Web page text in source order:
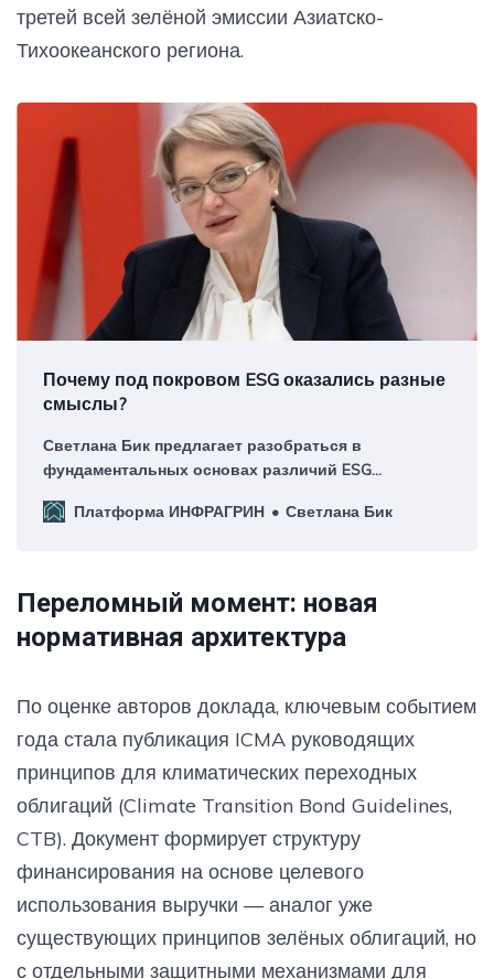
третей всей зелёной эмиссии Азиатско-
Тихоокеанского региона.
Почему под покровом ESG оказались разные
смыслы?
Светлана Бик предлагает разобраться в
фундаментальных основах различий ESG
Платформа ИНФРАГРИН
Светлана Бик
Переломный момент: новая
нормативная архитектура
По оценке авторов доклада, ключевым событием
года стала публикация ICMA руководящих
принципов для климатических переходных
облигаций (Climate Transition Bond Guidelines,
CTB). Документ формирует структуру
финансирования на основе целевого
использования выручки — аналог уже
существующих принципов зелёных облигаций, но
с отдельными защитными механизмами для